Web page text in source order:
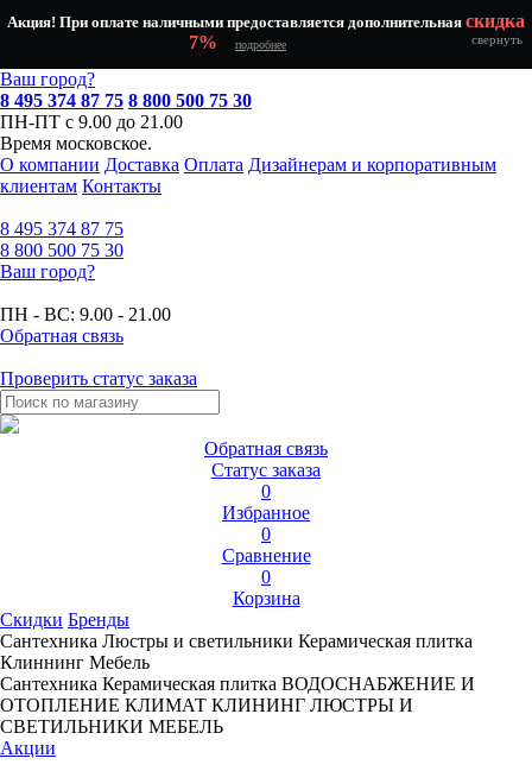
Акция! При оплате наличными предоставляется дополнительная скидка
7%
подробнее свернуть
Ваш город?
8 495 374 87 75 8 800 500 75 30
ПН-ПТ с 9.00 до 21.00
Время московское.
О компании Доставка Оплата Дизайнерам и корпоративным
клиентам Контакты
8 495 374 87 75
8 800 500 75 30
Ваш город?
ПН - ВС: 9.00 - 21.00
Обратная связь
Проверить статус заказа
Обратная связь
Статус заказа
0
Избранное
0
Сравнение
0
Корзина
Скидки Бренды
Сантехника Люстры и светильники Керамическая плитка
Клиннинг Мебель
Сантехника Керамическая плитка ВОДОСНАБЖЕНИЕ И
ОТОПЛЕНИЕ КЛИМАТ КЛИНИНГ ЛЮСТРЫ И
СВЕТИЛЬНИКИ МЕБЕЛЬ
Акции